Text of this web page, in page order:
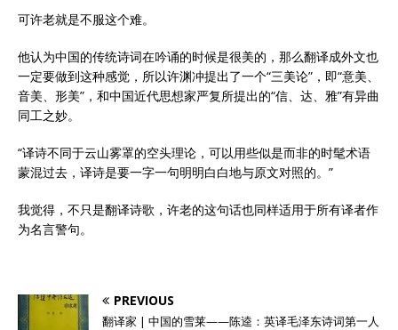
可许老就是不服这个难。
他认为中国的传统诗词在吟诵的时候是很美的，那么翻译成外文也
一定要做到这种感觉，所以许渊冲提出了一个“三美论”，即“意美、
音美、形美”，和中国近代思想家严复所提出的“信、达、雅”有异曲
同工之妙。
“译诗不同于云山雾罩的空头理论，可以用些似是而非的时髦术语
蒙混过去，译诗是要一字一句明明白白地与原文对照的。”
我觉得，不只是翻译诗歌，许老的这句话也同样适用于所有译者作
为名言警句。
PREVIOUS
翻译家 | 中国的雪莱——陈逵：英译毛泽东诗词第一人